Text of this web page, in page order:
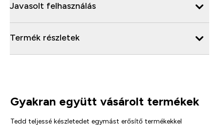
Javasolt felhasználás
Termék részletek
Gyakran együtt vásárolt termékek
Tedd teljessé készletedet egymást erősítő termékekkel